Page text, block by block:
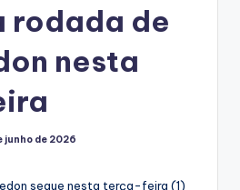
rodada de
nesta
junho de 2026
segue nesta terça-feira (1)